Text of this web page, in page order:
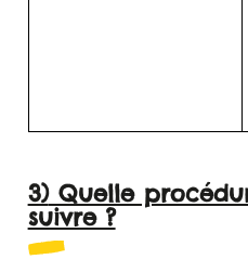
3) Quelle procédure le CSE doit-il
suivre ?